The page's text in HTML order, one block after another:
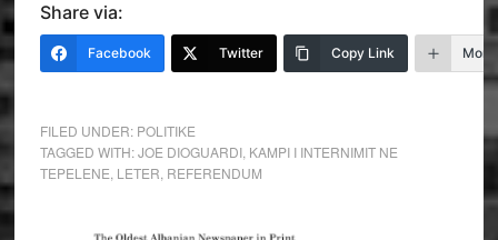
Share via:
Facebook Twitter Copy Link More
FILED UNDER: POLITIKE
TAGGED WITH:JOE DIOGUARDI, KAMPI I INTERNIMIT NE
TEPELENE LETER REFERENDUM